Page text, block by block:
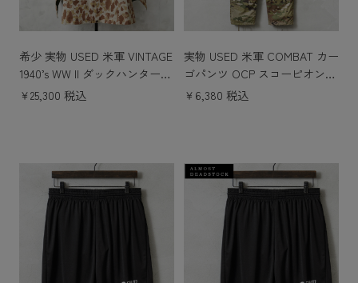
希少 実物 USED 米軍 VINTAGE
1940’s WW II ダックハンターカ
モ リバーシブル ポンチョ コン
￥25,300 税込
実物 USED 米軍 COMBAT カー
ゴパンツ OCP スコーピオンW2
コットンナイロン
￥6,380 税込